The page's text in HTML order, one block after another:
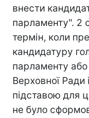
внести
парламенту". 2
термін, коли
кандидатуру
парламенту
Верховної
підставою для
не було